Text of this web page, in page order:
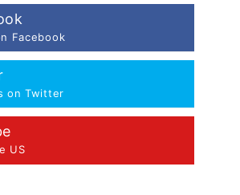
Facebook
on Twitter
US